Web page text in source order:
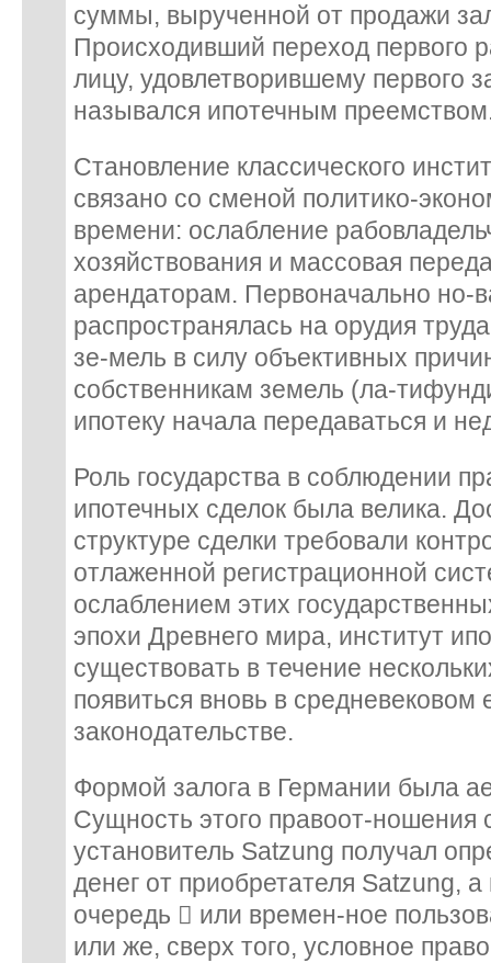
суммы, вырученной от продажи
Происходивший переход первого
лицу, удовлетворившему первого
назывался ипотечным
Становление классического
связано со сменой политико-
времени: ослабление
хозяйствования и массовая
арендаторам. Первоначально но-
распространялась на орудия
зе-мель в силу объективных
собственникам земель (ла-
ипотеку начала передаваться и
Роль государства в соблюдении
ипотечных сделок была велика.
структуре сделки требовали
отлаженной регистрационной
ослаблением этих
эпохи Древнего мира, институт
существовать в течение
появиться вновь в средневековом
законодательстве.
Формой залога в Германии была
Сущность этого правоот-ношения
установитель Satzung получал
денег от приобретателя Satzung,
очередь  или времен-ное
или же, сверх того, условное